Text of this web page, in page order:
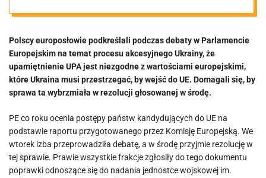
z UPA. „Z
Banderą
Ukraina do UE
nie wejdzie”
Polscy europosłowie podkreślali podczas debaty w Parlamencie
Europejskim na temat procesu akcesyjnego Ukrainy, że
upamiętnienie UPA jest niezgodne z wartościami europejskimi,
które Ukraina musi przestrzegać, by wejść do UE. Domagali się, by
sprawa ta wybrzmiała w rezolucji głosowanej w środę.
PE co roku ocenia postępy państw kandydujących do UE na
podstawie raportu przygotowanego przez Komisję Europejską. We
wtorek izba przeprowadziła debatę, a w środę przyjmie rezolucję w
tej sprawie. Prawie wszystkie frakcje zgłosiły do tego dokumentu
poprawki odnoszące się do nadania jednostce wojskowej im.